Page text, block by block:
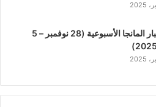
نشرة أخبار المانجا الأسبوعية (28 نوفمبر – 5